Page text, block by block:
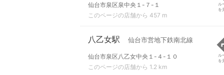
仙台市泉区泉中央１-７-１
このページの店舗から 457 m
ル
を
八乙女駅 仙台市営地下鉄南北線
仙台市泉区八乙女中央１-４-１０
このページの店舗から 1.2 km
ル
を